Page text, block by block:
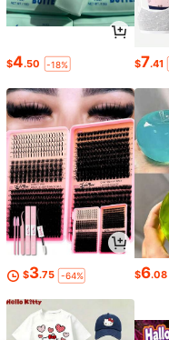
$4.50 -18% $7.41
$3.75 -64% $6.08